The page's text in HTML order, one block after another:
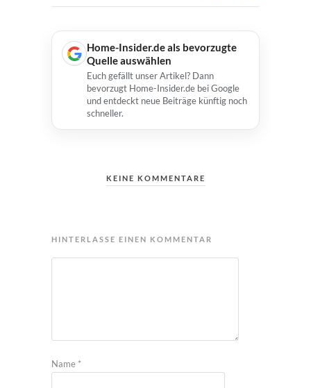
Home-Insider.de als bevorzugte
Quelle auswählen
Euch gefällt unser Artikel? Dann
bevorzugt Home-Insider.de bei Google
und entdeckt neue Beiträge künftig noch
schneller.
KEINE KOMMENTARE
HINTERLASSE EINEN KOMMENTAR
Name *